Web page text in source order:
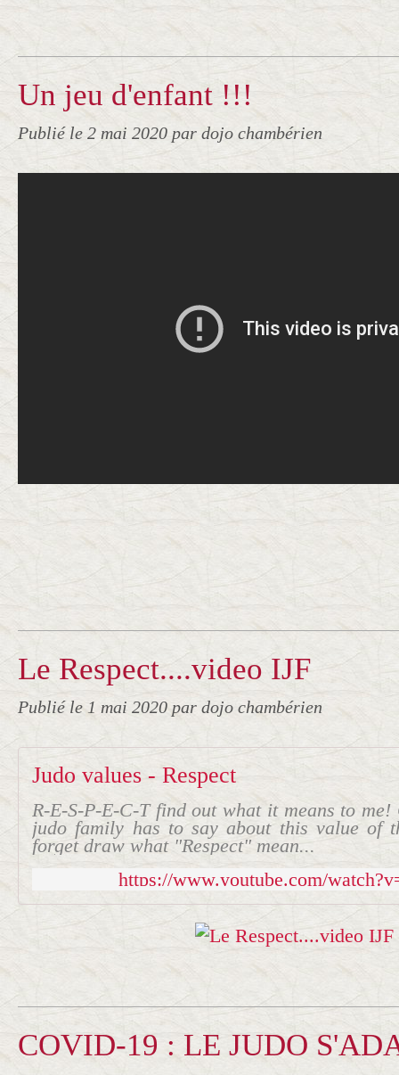
Un jeu d'enfant !!!
Publié le 2 mai 2020 par dojo chambérien
Le Respect....video IJF
Publié le 1 mai 2020 par dojo chambérien
Judo values - Respect
R-E-S-P-E-C-T find out what it means to
judo family has to say about this value of
forget draw what "Respect" mean...
https://www.youtube.com/
COVID-19 : LE JUDO